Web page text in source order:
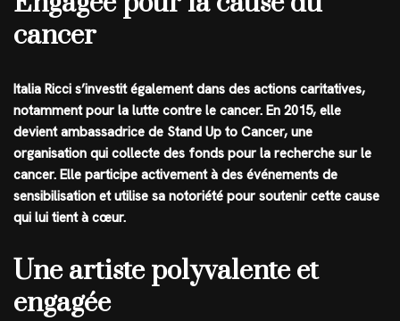
cancer
Italia Ricci s’investit également dans des actions caritatives,
notamment pour la lutte contre le cancer. En 2015, elle
devient ambassadrice de Stand Up to Cancer, une
organisation qui collecte des fonds pour la recherche sur le
cancer. Elle participe activement à des événements de
sensibilisation et utilise sa notoriété pour soutenir cette cause
qui lui tient à cœur.
Une artiste polyvalente et
engagée